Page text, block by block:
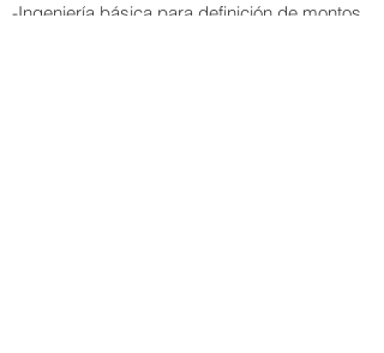
-Ingeniería básica para definición de montos